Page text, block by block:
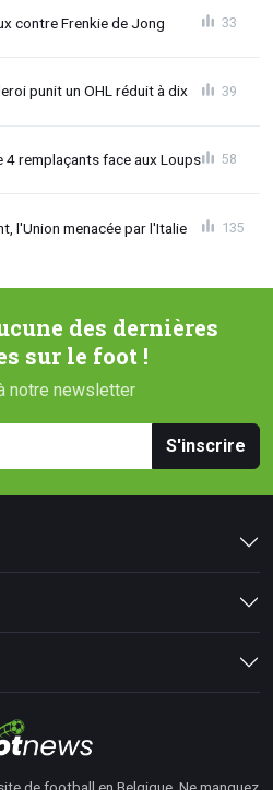
contre Frenkie de Jong 33
punit un OHL réduit à dix 39
remplaçants face aux Loups 58
l'Union menacée par l'Italie 135
des dernières
sur le foot !
notre newsletter
S'inscrire